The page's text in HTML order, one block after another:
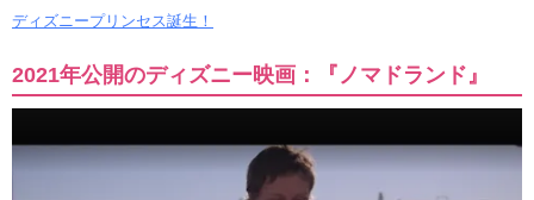
ディズニープリンセス誕生！
2021年公開のディズニー映画：『ノマドランド』